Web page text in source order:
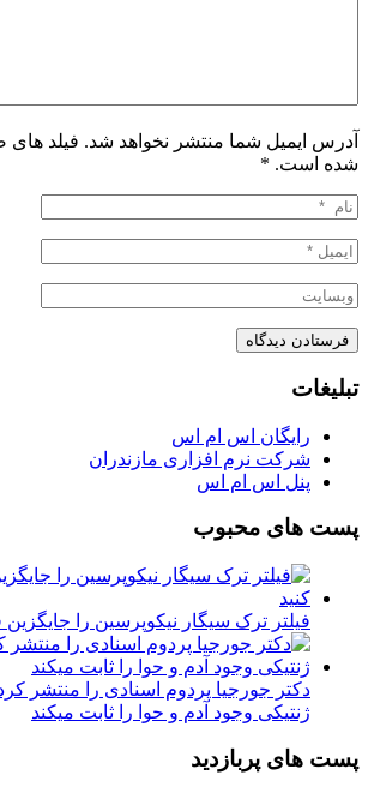
آدرس ایمیل شما منتشر نخواهد شد. فیلد
شده است. *
تبلیغات
رایگان اس ام اس
شرکت نرم افزاری مازندران
پنل اس ام اس
پست های محبوب
فیلتر ترک سیگار نیکوپرسین را جایگزین
دکتر جورجیا پردوم اسنادی را منتشر
ژنتیکی وجود آدم و حوا را ثابت میکند
پست های پربازدید